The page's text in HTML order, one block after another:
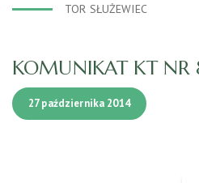
TOR SŁUŻEWIEC
KOMUNIKAT KT NR
27 października 2014